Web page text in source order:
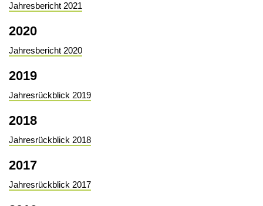
Jahresbericht 2021
2020
Jahresbericht 2020
2019
Jahresrückblick 2019
2018
Jahresrückblick 2018
2017
Jahresrückblick 2017